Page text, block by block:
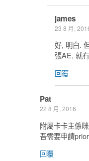
james
23 8 月,
好, 明白.
張AE, 就
回覆
Pat
22 8 月, 2016
附屬卡卡主係
吾需要申請
回覆